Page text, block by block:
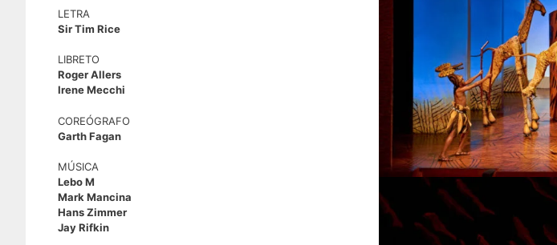
LETRA
Sir Tim Rice
LIBRETO
Roger Allers
Irene Mecchi
COREÓGRAFO
Garth Fagan
MÚSICA
Lebo M
Mark Mancina
Hans Zimmer
Jay Rifkin